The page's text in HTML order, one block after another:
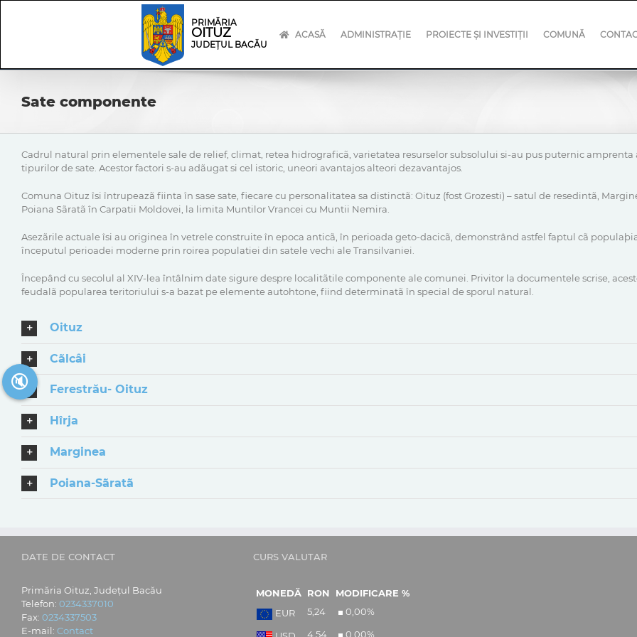
PRIMĂRIA
OITUZ
JUDEȚUL BACĂU
ACASĂ ADMINISTRAȚIE PROIECTE ȘI INVESTIȚII COMUNĂ
Sate componente
Cadrul natural prin elementele sale de relief, climat, retea hidrograficã, varietatea resurselor subsolului si-au pus puternic
tipurilor de sate. Acestor factori s-au adãugat si cel istoric, uneori avantajos alteori dezavantajos.
Comuna Oituz îsi întrupeazã fiinta în sase sate, fiecare cu personalitatea sa distinctã: Oituz (fost Grozesti) – satul de resedintã,
Poiana Sãratã în Carpatii Moldovei, la limita Muntilor Vrancei cu Muntii Nemira.
Asezãrile actuale îsi au originea în vetrele construite în epoca anticã, în perioada geto-dacicã, demonstrând astfel faptul cã
începutul perioadei moderne prin roirea populatiei din satele vechi ale Transilvaniei.
Începând cu secolul al XIV-lea întâlnim date sigure despre localitãtile componente ale comunei. Privitor la documentele scrise,
feudalã popularea teritoriului s-a bazat pe elemente autohtone, fiind determinatã în special de sporul natural.
Oituz
Cãlcâi
Ferestrău- Oituz
Hîrja
Marginea
Poiana-Sãratã
DATE DE CONTACT
Primăria Oituz, Județul Bacău
Telefon: 0234337010
Fax: 0234337503
E-mail: Contact
CURS VALUTAR
MONEDĂ RON
MODIFICARE %
EUR
5,24 0,00%
4,54 0,00%
🔇